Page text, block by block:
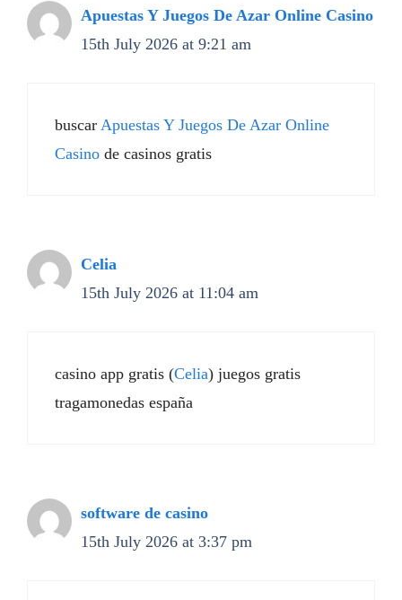
Apuestas Y Juegos De Azar Online Casino
15th July 2026 at 9:21 am
buscar Apuestas Y Juegos De Azar Online
Casino de casinos gratis
Celia
15th July 2026 at 11:04 am
casino app gratis (Celia) juegos gratis
tragamonedas españa
software de casino
15th July 2026 at 3:37 pm